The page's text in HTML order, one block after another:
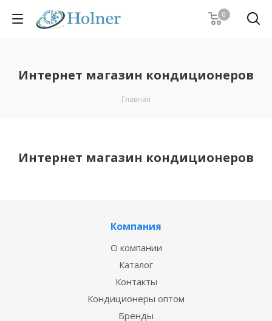
0
Интернет магазин кондиционеров
Главная
Интернет магазин кондиционеров
Компания
О компании
Каталог
Контакты
Кондиционеры оптом
Бренды